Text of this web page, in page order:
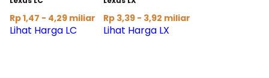
Rp 1,47 - 4,29 miliar
Lihat Harga LC
Rp 3,39 - 3,92 miliar
Lihat Harga LX